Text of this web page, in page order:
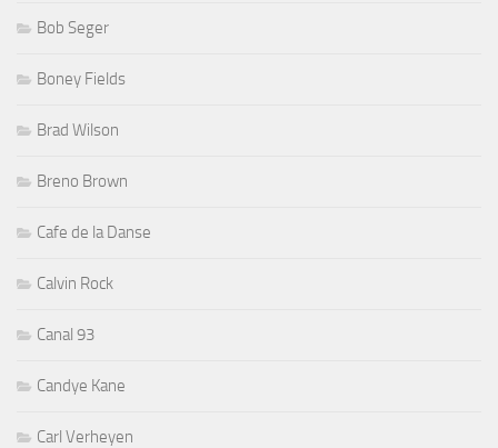
Bob Seger
Boney Fields
Brad Wilson
Breno Brown
Cafe de la Danse
Calvin Rock
Canal 93
Candye Kane
Carl Verheyen